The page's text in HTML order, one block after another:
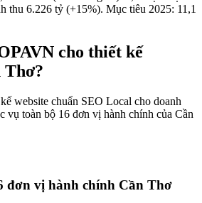
thu 6.226 tỷ (+15%). Mục tiêu 2025: 11,1
cho thiết kế
Thơ?
website chuẩn SEO Local cho doanh
vụ toàn bộ 16 đơn vị hành chính của Cần
đơn vị hành chính Cần Thơ